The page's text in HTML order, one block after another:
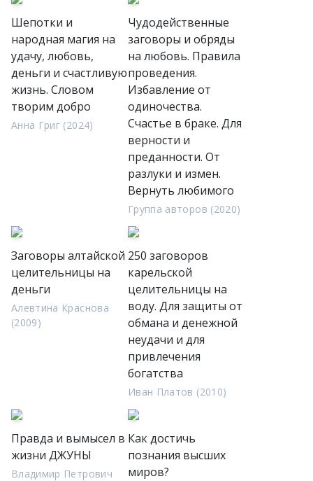
Шепотки и
народная магия на
удачу, любовь,
деньги и счастливую
жизнь. Словом
творим добро
Анна Григ (2024)
Чудодейственные
заговоры и обряды
на любовь. Правила
проведения.
Избавление от
одиночества.
Счастье в браке. Для
верности и
преданности. От
разлуки и измен.
Вернуть любимого
Группа авторов (2020)
Заговоры алтайской
целительницы на
деньги
Алевтина Краснова
(2009)
250 заговоров
карельской
целительницы на
воду. Для защиты от
обмана и денежной
неудачи и для
привлечения
богатства
Иван Платов (2010)
Правда и вымысел в
жизни ДЖУНЫ
Владимир Петрович
Как достичь
познания высших
миров?